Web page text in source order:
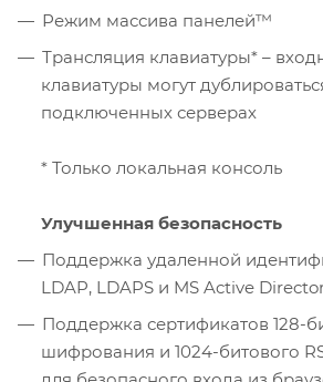
Режим массива панелей™
Трансляция клавиатуры* –
клавиатуры могут
подключенных серверах
* Только локальная консоль
Улучшенная безопасность
Поддержка удаленной
LDAP, LDAPS и MS Active
Поддержка сертификатов 128-
шифрования и 1024-битового